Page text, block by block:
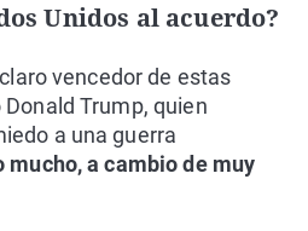
Unidos al acuerdo?
vencedor de estas
Trump, quien
a una guerra
mucho, a cambio de muy